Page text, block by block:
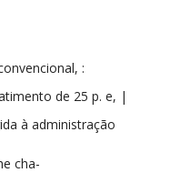
:
de 25 p. e, |
à administração
cha-